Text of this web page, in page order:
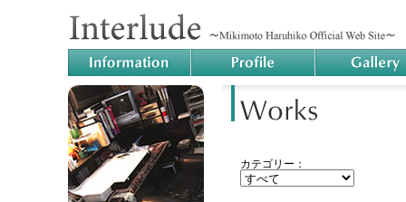
カテゴリー：